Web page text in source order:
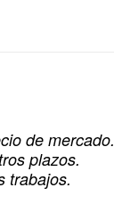
de mercado.
plazos.
trabajos.